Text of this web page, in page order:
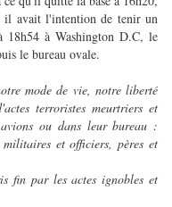
il avait l'intention de tenir un
à Washington D.C, le
le bureau ovale.
mode de vie, notre liberté
terroristes meurtriers et
ou dans leur bureau :
militaires et officiers, pères et
fin par les actes ignobles et